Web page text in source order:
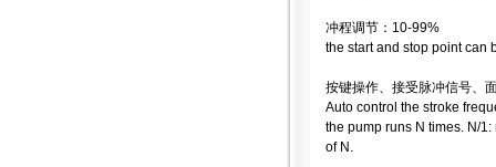
冲程调节：10-99%
the start and stop point can
按键操作、接受脉冲信号、
Auto control the stroke
the pump runs N times. N/
of N.